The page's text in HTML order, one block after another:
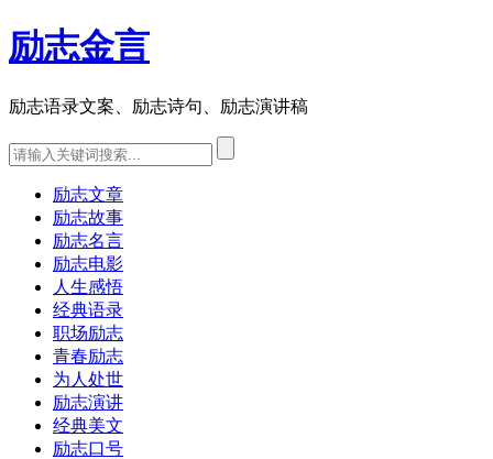
励志金言
励志语录文案、励志诗句、励志演讲稿
励志文章
励志故事
励志名言
励志电影
人生感悟
经典语录
职场励志
青春励志
为人处世
励志演讲
经典美文
励志口号